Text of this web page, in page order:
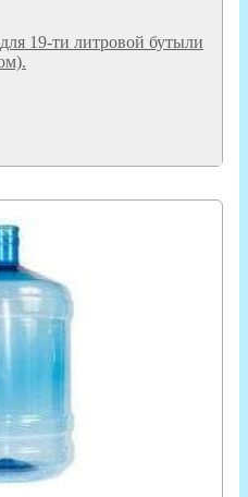
19-ти литровой бутыли